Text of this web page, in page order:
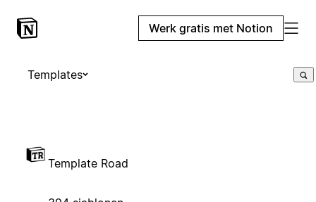
Werk gratis met Notion
Templates
Template Road